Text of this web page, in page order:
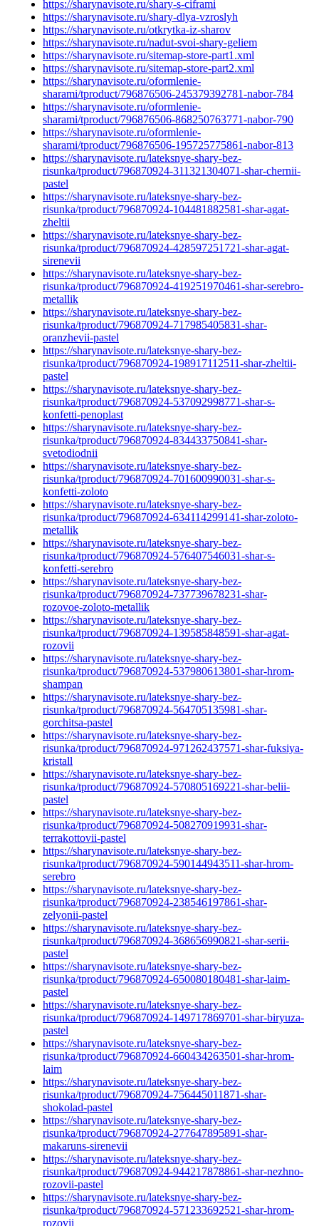
https://sharynavisote.ru/shary-s-ciframi
https://sharynavisote.ru/shary-dlya-vzroslyh
https://sharynavisote.ru/otkrytka-iz-sharov
https://sharynavisote.ru/nadut-svoi-shary-geliem
https://sharynavisote.ru/sitemap-store-part1.xml
https://sharynavisote.ru/sitemap-store-part2.xml
https://sharynavisote.ru/oformlenie-
sharami/tproduct/796876506-245379392781-nabor-784
https://sharynavisote.ru/oformlenie-
sharami/tproduct/796876506-868250763771-nabor-790
https://sharynavisote.ru/oformlenie-
sharami/tproduct/796876506-195725775861-nabor-813
https://sharynavisote.ru/lateksnye-shary-bez-
risunka/tproduct/796870924-311321304071-shar-chernii-
pastel
https://sharynavisote.ru/lateksnye-shary-bez-
risunka/tproduct/796870924-104481882581-shar-agat-
zheltii
https://sharynavisote.ru/lateksnye-shary-bez-
risunka/tproduct/796870924-428597251721-shar-agat-
sirenevii
https://sharynavisote.ru/lateksnye-shary-bez-
risunka/tproduct/796870924-419251970461-shar-serebro-
metallik
https://sharynavisote.ru/lateksnye-shary-bez-
risunka/tproduct/796870924-717985405831-shar-
oranzhevii-pastel
https://sharynavisote.ru/lateksnye-shary-bez-
risunka/tproduct/796870924-198917112511-shar-zheltii-
pastel
https://sharynavisote.ru/lateksnye-shary-bez-
risunka/tproduct/796870924-537092998771-shar-s-
konfetti-penoplast
https://sharynavisote.ru/lateksnye-shary-bez-
risunka/tproduct/796870924-834433750841-shar-
svetodiodnii
https://sharynavisote.ru/lateksnye-shary-bez-
risunka/tproduct/796870924-701600990031-shar-s-
konfetti-zoloto
https://sharynavisote.ru/lateksnye-shary-bez-
risunka/tproduct/796870924-634114299141-shar-zoloto-
metallik
https://sharynavisote.ru/lateksnye-shary-bez-
risunka/tproduct/796870924-576407546031-shar-s-
konfetti-serebro
https://sharynavisote.ru/lateksnye-shary-bez-
risunka/tproduct/796870924-737739678231-shar-
rozovoe-zoloto-metallik
https://sharynavisote.ru/lateksnye-shary-bez-
risunka/tproduct/796870924-139585848591-shar-agat-
rozovii
https://sharynavisote.ru/lateksnye-shary-bez-
risunka/tproduct/796870924-537980613801-shar-hrom-
shampan
https://sharynavisote.ru/lateksnye-shary-bez-
risunka/tproduct/796870924-564705135981-shar-
gorchitsa-pastel
https://sharynavisote.ru/lateksnye-shary-bez-
risunka/tproduct/796870924-971262437571-shar-fuksiya-
kristall
https://sharynavisote.ru/lateksnye-shary-bez-
risunka/tproduct/796870924-570805169221-shar-belii-
pastel
https://sharynavisote.ru/lateksnye-shary-bez-
risunka/tproduct/796870924-508270919931-shar-
terrakottovii-pastel
https://sharynavisote.ru/lateksnye-shary-bez-
risunka/tproduct/796870924-590144943511-shar-hrom-
serebro
https://sharynavisote.ru/lateksnye-shary-bez-
risunka/tproduct/796870924-238546197861-shar-
zelyonii-pastel
https://sharynavisote.ru/lateksnye-shary-bez-
risunka/tproduct/796870924-368656990821-shar-serii-
pastel
https://sharynavisote.ru/lateksnye-shary-bez-
risunka/tproduct/796870924-650080180481-shar-laim-
pastel
https://sharynavisote.ru/lateksnye-shary-bez-
risunka/tproduct/796870924-149717869701-shar-biryuza-
pastel
https://sharynavisote.ru/lateksnye-shary-bez-
risunka/tproduct/796870924-660434263501-shar-hrom-
laim
https://sharynavisote.ru/lateksnye-shary-bez-
risunka/tproduct/796870924-756445011871-shar-
shokolad-pastel
https://sharynavisote.ru/lateksnye-shary-bez-
risunka/tproduct/796870924-277647895891-shar-
makaruns-sirenevii
https://sharynavisote.ru/lateksnye-shary-bez-
risunka/tproduct/796870924-944217878861-shar-nezhno-
rozovii-pastel
https://sharynavisote.ru/lateksnye-shary-bez-
risunka/tproduct/796870924-571233692521-shar-hrom-
rozovii